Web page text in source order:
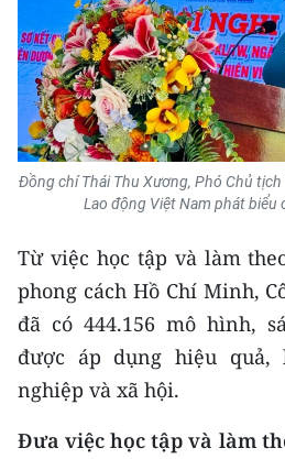
РУССКИЙ
ESPAÑOL
한국어
Đồng chí Thái Thu Xương, Phó Chủ
Lao động Việt Nam phát biểu
Từ việc học tập và làm
phong cách Hồ Chí Minh,
đã có 444.156 mô hình,
được áp dụng hiệu quả,
nghiệp và xã hội.
Đưa việc học tập và làm